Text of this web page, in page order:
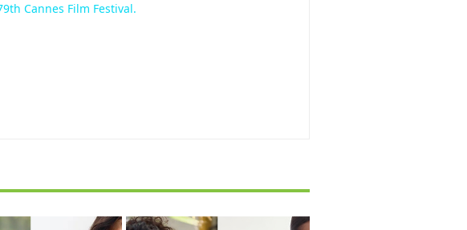
Cannes Film Festival.